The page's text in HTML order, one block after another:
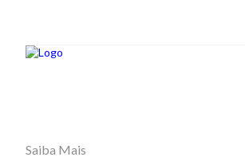
Saiba Mais